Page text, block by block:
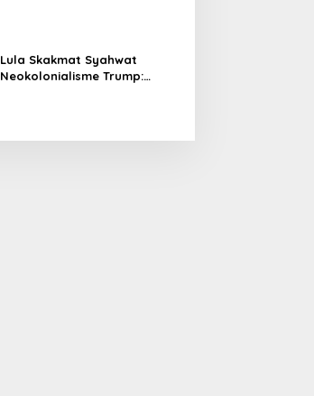
Lula Skakmat Syahwat
Neokolonialisme Trump: